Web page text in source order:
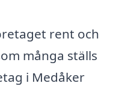
rent och
många ställs
i Medåker